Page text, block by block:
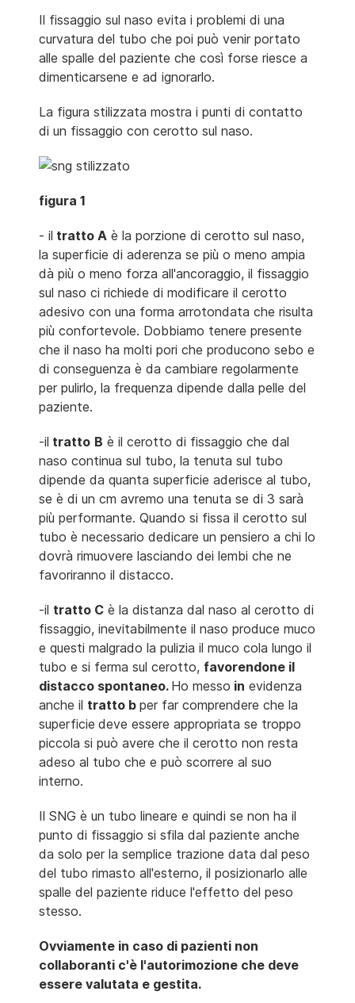
Il fissaggio sul naso evita i problemi di una
curvatura del tubo che poi può venir portato
alle spalle del paziente che così forse riesce a
dimenticarsene e ad ignorarlo.
La figura stilizzata mostra i punti di contatto
di un fissaggio con cerotto sul naso.
figura 1
- il tratto A è la porzione di cerotto sul naso,
la superficie di aderenza se più o meno ampia
dà più o meno forza all'ancoraggio, il fissaggio
sul naso ci richiede di modificare il cerotto
adesivo con una forma arrotondata che risulta
più confortevole. Dobbiamo tenere presente
che il naso ha molti pori che producono sebo e
di conseguenza è da cambiare regolarmente
per pulirlo, la frequenza dipende dalla pelle del
paziente.
-il tratto B è il cerotto di fissaggio che dal
naso continua sul tubo, la tenuta sul tubo
dipende da quanta superficie aderisce al tubo,
se è di un cm avremo una tenuta se di 3 sarà
più performante. Quando si fissa il cerotto sul
tubo è necessario dedicare un pensiero a chi lo
dovrà rimuovere lasciando dei lembi che ne
favoriranno il distacco.
-il tratto C è la distanza dal naso al cerotto di
fissaggio, inevitabilmente il naso produce muco
e questi malgrado la pulizia il muco cola lungo il
tubo e si ferma sul cerotto, favorendone il
distacco spontaneo. Ho messo in evidenza
anche il tratto b per far comprendere che la
superficie deve essere appropriata se troppo
piccola si può avere che il cerotto non resta
adeso al tubo che e può scorrere al suo
interno.
Il SNG è un tubo lineare e quindi se non ha il
punto di fissaggio si sfila dal paziente anche
da solo per la semplice trazione data dal peso
del tubo rimasto all'esterno, il posizionarlo alle
spalle del paziente riduce l'effetto del peso
stesso.
Ovviamente in caso di pazienti non
collaboranti c'è l'autorimozione che deve
essere valutata e gestita.